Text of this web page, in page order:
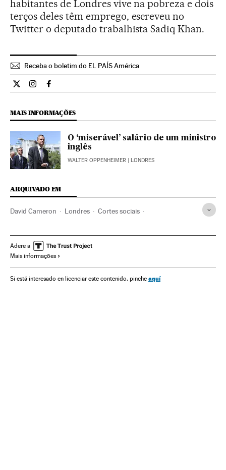
habitantes de Londres vive na pobreza e dois
terços deles têm emprego, escreveu no
Twitter o deputado trabalhista Sadiq Khan.
Receba o boletim do EL PAÍS América
Internacional El País Brasil en Twitter
Internacional El País Brasil en Instagram
Internacional El País Brasil en Facebook
MAIS INFORMAÇÕES
O ‘miserável’ salário de um ministro
inglês
WALTER OPPENHEIMER | LONDRES
ARQUIVADO EM
David Cameron Londres Cortes sociais
Protestos sociais Reino Unido
Europa Ocidental
Sociedade Sadiq Khan
Adere a
Mais informações
Si está interesado en licenciar este contenido, pinche aquí